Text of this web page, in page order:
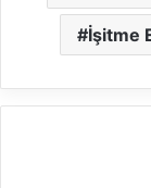
İşitme